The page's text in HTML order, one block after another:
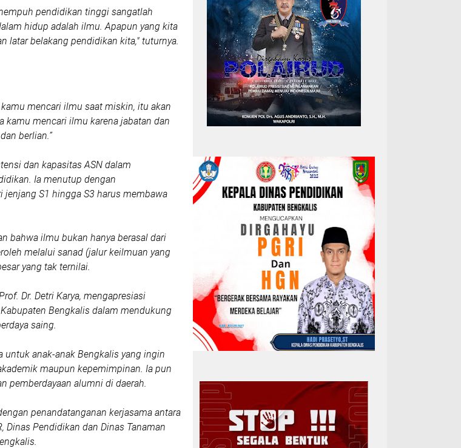
pendidikan tinggi sangatlah
hidup adalah ilmu. Apapun yang kita
latar belakang pendidikan kita," tuturnya.
mencari ilmu saat miskin, itu akan
kamu mencari ilmu karena jabatan dan
berlian.”
dan kapasitas ASN dalam
Ia menutup dengan
S1 hingga S3 harus membawa
bahwa ilmu bukan hanya berasal dari
melalui sanad (jalur keilmuan yang
yang tak ternilai.
Dr. Detri Karya, mengapresiasi
Bengkalis dalam mendukung
saing.
untuk anak-anak Bengkalis yang ingin
maupun kepemimpinan. Ia pun
pemberdayaan alumni di daerah.
penandatanganan kerjasama antara
Dinas Pendidikan dan Dinas Tanaman